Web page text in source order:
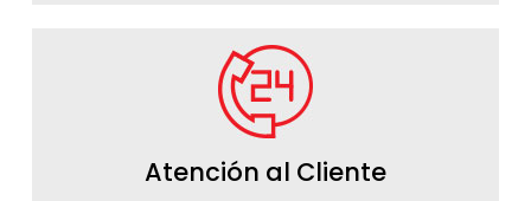
Atención al Cliente